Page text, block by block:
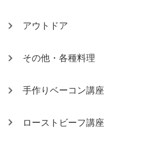
アウトドア
その他・各種料理
手作りベーコン講座
ローストビーフ講座